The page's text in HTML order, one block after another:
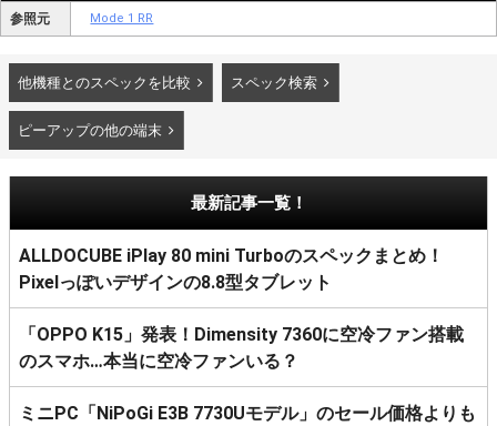
参照元 Mode 1 RR
他機種とのスペックを比較 スペック検索
ピーアップの他の端末
最新記事一覧！
ALLDOCUBE iPlay 80 mini Turboのスペックまとめ！
Pixelっぽいデザインの8.8型タブレット
「OPPO K15」発表！Dimensity 7360に空冷ファン搭載
のスマホ…本当に空冷ファンいる？
ミニPC「NiPoGi E3B 7730Uモデル」のセール価格よりも